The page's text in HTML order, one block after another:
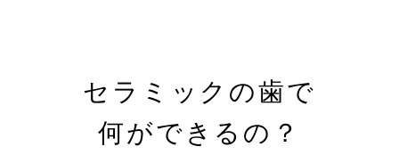
セラミックの歯で
何ができるの？